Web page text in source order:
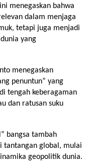
menegaskan bahwa
dalam menjaga
tetapi juga menjadi
yang
menegaskan
penuntun” yang
tengah keberagaman
dan ratusan suku
bangsa tambah
tantangan global, mulai
geopolitik dunia.